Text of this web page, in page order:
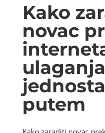
Kako
novac
ulaganja
putem